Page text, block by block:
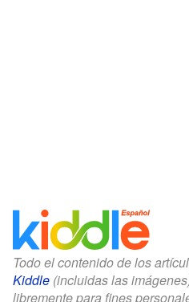
Todo el contenido de los
Kiddle (incluidas las
libremente para fines